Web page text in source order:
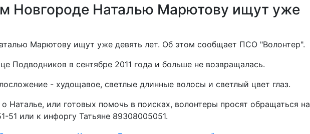
Новгороде Наталью Марютову ищут уже
Марютову ищут уже девять лет. Об этом сообщает ПСО "Волонтер".
Подводников в сентябре 2011 года и больше не возвращалась.
- худощавое, светлые длинные волосы и светлый цвет глаз.
Наталье, или готовых помочь в поисках, волонтеры просят обращаться на
51 или к инфоргу Татьяне 89308005051.